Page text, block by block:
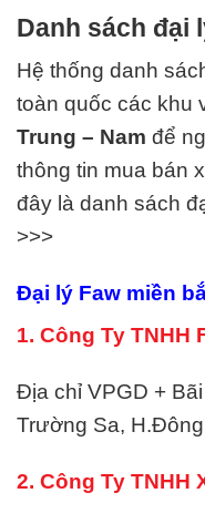
Danh sách đại
Hệ thống danh
toàn quốc các khu
Trung – Nam để
thông tin mua bán
đây là danh sách
>>>
Đại lý Faw miền
1. Công Ty TNHH
Địa chỉ VPGD +
Trường Sa,
2. Công Ty TNHH